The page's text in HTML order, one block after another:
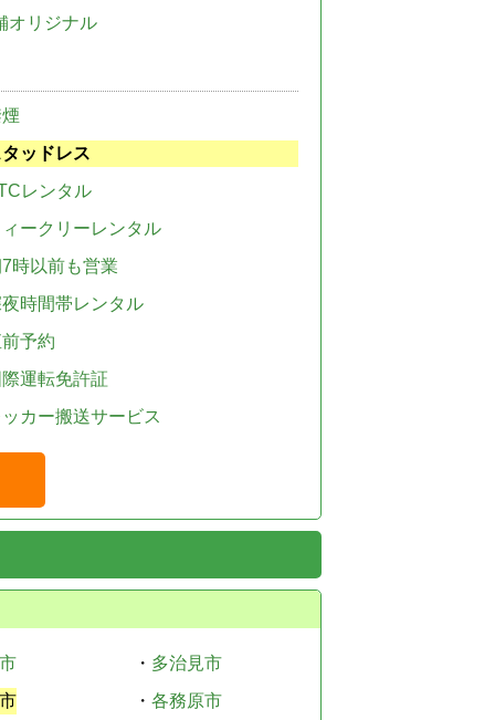
オリジナル
ッドレス
レンタル
ークリーレンタル
時以前も営業
時間帯レンタル
予約
運転免許証
カー搬送サービス
・ 多治見市
・ 各務原市